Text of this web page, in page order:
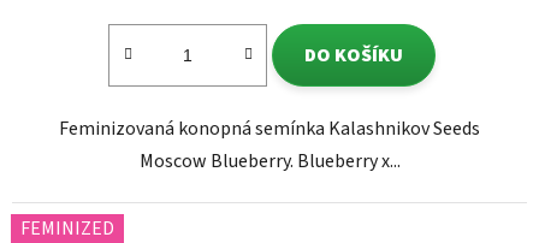
DO KOŠÍKU
Feminizovaná konopná semínka Kalashnikov Seeds
Moscow Blueberry. Blueberry x...
FEMINIZED